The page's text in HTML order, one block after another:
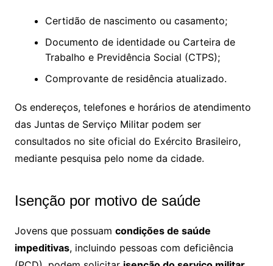
Certidão de nascimento ou casamento;
Documento de identidade ou Carteira de
Trabalho e Previdência Social (CTPS);
Comprovante de residência atualizado.
Os endereços, telefones e horários de atendimento
das Juntas de Serviço Militar podem ser
consultados no site oficial do Exército Brasileiro,
mediante pesquisa pelo nome da cidade.
Isenção por motivo de saúde
Jovens que possuam condições de saúde
impeditivas, incluindo pessoas com deficiência